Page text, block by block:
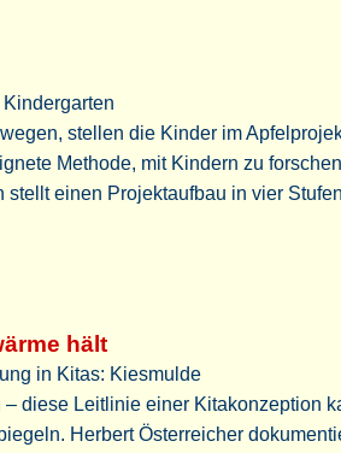
stellen die Kinder im
Methode, mit Kindern zu
stellt einen Projektaufbau in vier
hält
in Kitas: Kiesmulde
diese Leitlinie einer Kitakonzeption
Herbert Österreicher